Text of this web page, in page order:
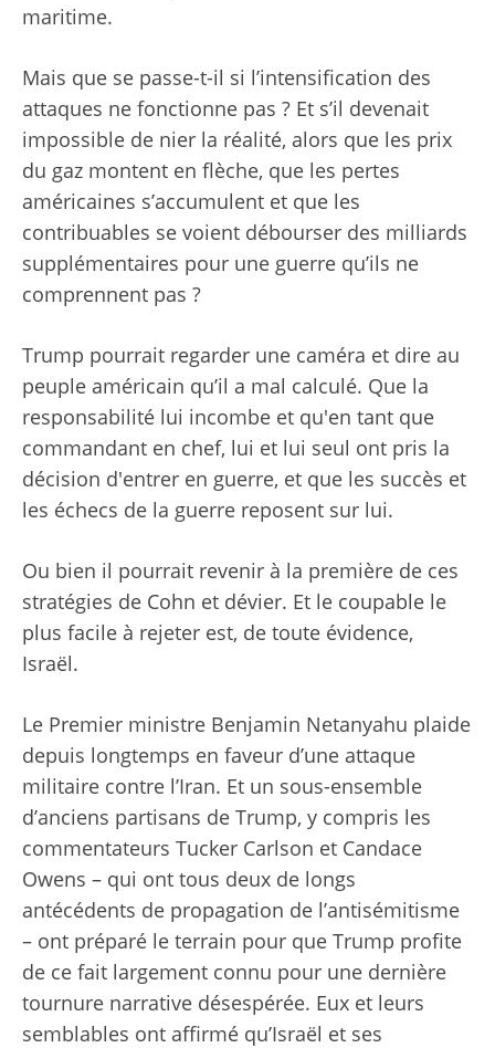
maritime.
Mais que se passe-t-il si l’intensification des
attaques ne fonctionne pas ? Et s’il devenait
impossible de nier la réalité, alors que les prix
du gaz montent en flèche, que les pertes
américaines s’accumulent et que les
contribuables se voient débourser des milliards
supplémentaires pour une guerre qu’ils ne
comprennent pas ?
Trump pourrait regarder une caméra et dire au
peuple américain qu’il a mal calculé. Que la
responsabilité lui incombe et qu'en tant que
commandant en chef, lui et lui seul ont pris la
décision d'entrer en guerre, et que les succès et
les échecs de la guerre reposent sur lui.
Ou bien il pourrait revenir à la première de ces
stratégies de Cohn et dévier. Et le coupable le
plus facile à rejeter est, de toute évidence,
Israël.
Le Premier ministre Benjamin Netanyahu plaide
depuis longtemps en faveur d’une attaque
militaire contre l’Iran. Et un sous-ensemble
d’anciens partisans de Trump, y compris les
commentateurs Tucker Carlson et Candace
Owens – qui ont tous deux de longs
antécédents de propagation de l’antisémitisme
– ont préparé le terrain pour que Trump profite
de ce fait largement connu pour une dernière
tournure narrative désespérée. Eux et leurs
semblables ont affirmé qu’Israël et ses